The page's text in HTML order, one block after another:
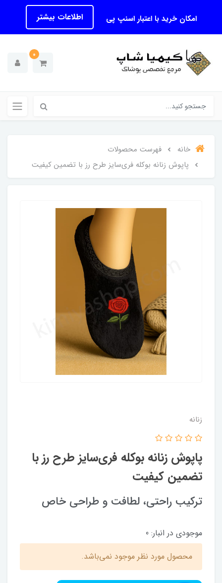
امکان خرید با اعتبار اسنپ پی اطلاعات بیشتر
0
خانه
فهرست محصولات
پاپوش زنانه بوکله فری‌سایز طرح رز با تضمین کیفیت
زنانه
پاپوش زنانه بوکله فری‌سایز طرح رز با
تضمین کیفیت
ترکیب راحتی، لطافت و طراحی خاص
موجودی در انبار: 0
محصول مورد نظر موجود نمی‌باشد.